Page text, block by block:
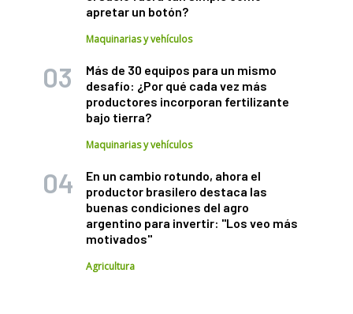
apretar un botón?
Maquinarias y vehículos
Más de 30 equipos para un mismo
desafío: ¿Por qué cada vez más
productores incorporan fertilizante
bajo tierra?
Maquinarias y vehículos
En un cambio rotundo, ahora el
productor brasilero destaca las
buenas condiciones del agro
argentino para invertir: "Los veo más
motivados"
Agricultura